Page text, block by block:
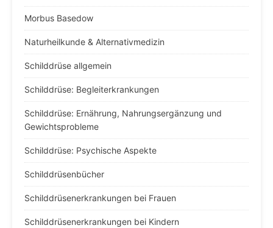
Morbus Basedow
Naturheilkunde & Alternativmedizin
Schilddrüse allgemein
Schilddrüse: Begleiterkrankungen
Schilddrüse: Ernährung, Nahrungsergänzung und
Gewichtsprobleme
Schilddrüse: Psychische Aspekte
Schilddrüsenbücher
Schilddrüsenerkrankungen bei Frauen
Schilddrüsenerkrankungen bei Kindern